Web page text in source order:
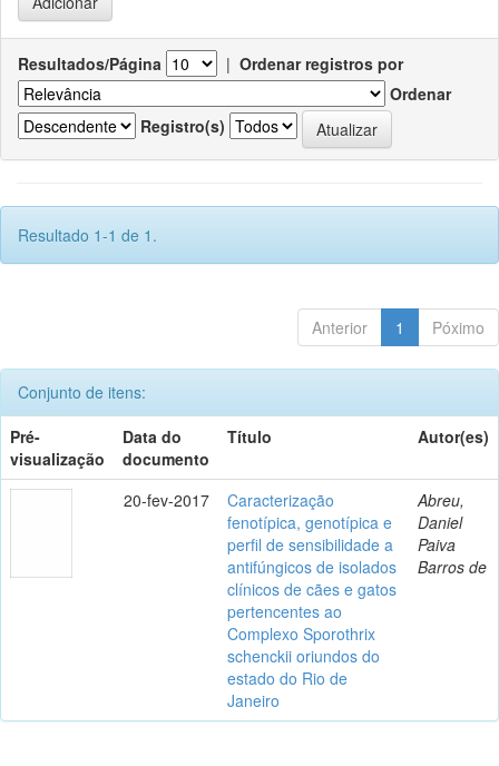
Resultados/Página | Ordenar registros por
Ordenar
Registro(s)
Resultado 1-1 de 1.
Anterior 1 Póximo
Conjunto de itens:
Pré-
visualização
Data do
documento
Título Autor(es)
20-fev-2017
Caracterização
fenotípica, genotípica e
perfil de sensibilidade a
antifúngicos de isolados
clínicos de cães e gatos
pertencentes ao
Complexo Sporothrix
schenckii oriundos do
estado do Rio de
Janeiro
Abreu,
Daniel
Paiva
Barros de